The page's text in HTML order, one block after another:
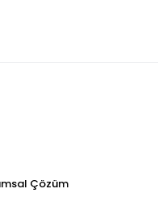
Çözüm